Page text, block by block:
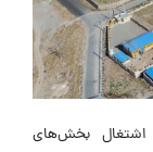
اشتغال بخش‌های